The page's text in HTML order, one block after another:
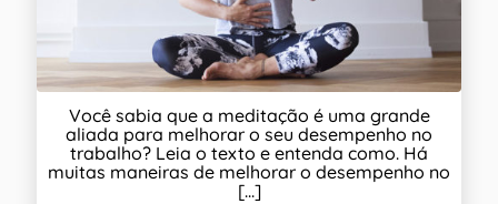
Você sabia que a meditação é uma grande
aliada para melhorar o seu desempenho no
trabalho? Leia o texto e entenda como. Há
muitas maneiras de melhorar o desempenho no
[...]